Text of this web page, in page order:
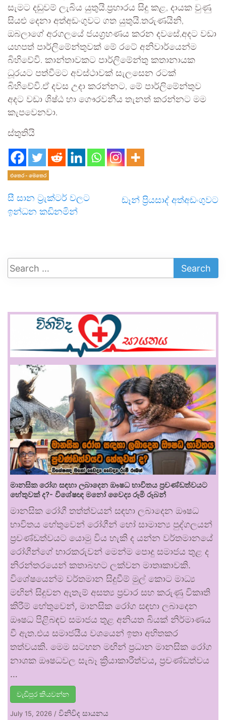
සැමට දඩුවම් ලැබිය යුතුයි.ප්‍රහාරය සිදු කළ, දායක වුණු
සියළු දෙනා අත්අඩංගුවට ගත යුතුයි.තරුණයිනි,
ඔබලාගේ අරගලයේ ජයග්‍රහණය කරන දවසේ,අදට වඩා
යහපත් පාර්ලිමේන්තුවක් මේ රටේ අනිවාර්යෙන්ම
බිහිවේවි. කාන්තාවකට පාර්ලිමේන්තු කතානායක
ධූරයට පත්වීමට අවස්ථාවක් සැලසෙන රටක්
බිහිවේවි.ඒ දවස උදා කරන්නට, මේ පාර්ලිමේන්තුව
අදට වඩා ශිෂ්ඨ හා ගෞරවනීය තැනත් කරන්නට මම
කැපවෙනවා.
ස්තුතියි
එතෙර - මෙතෙර
සී සාන ට්‍රැක්ටර් වලට
ඉන්ධන කඩිනමින්
ඩෑන් ප්‍රියසාද් අත්අඩංගුවට
මානසික රෝග සඳහා ලබාදෙන ඖෂධ භාවිතය ප්‍රචණ්ඩත්වයට
හේතුවක් ද?- විශේෂඥ මනෝ වෛද්‍ය රූමි රූබන්
මානසික රෝගී තත්ත්වයන් සඳහා ලබාදෙන ඖෂධ
භාවිතය හේතුවෙන් රෝගීන් හෝ සාමාන්‍ය පුද්ගලයන්
ප්‍රචණ්ඩත්වයට යොමු විය හැකි ද යන්න වර්තමානයේ
රෝගීන්ගේ භාරකරුවන් මෙන්ම පොදු සමාජය තුළ ද
නිරන්තරයෙන් කතාබහට ලක්වන මාතෘකාවකි.
විශේෂයෙන්ම වර්තමාන සිදුවීම් මුල් කොට මාධ්‍ය
මඟින් සිදුවන ඇතැම් අසත්‍ය ප්‍රචාර සහ කරුණු විකෘති
කිරීම් හේතුවෙන්, මානසික රෝග සඳහා ලබාදෙන
ඖෂධ පිළිබඳව සමාජය තුළ අනියත බියක් නිර්මාණය
වී ඇත.එය සමාජයීය වශයෙන් ඉතා අහිතකර
තත්වයකි. මෙම සටහන මඟින් ප්‍රධාන මානසික රෝග
නාශක ඖෂධවල සැබෑ ක්‍රියාකාරීත්වය, ප්‍රචණ්ඩත්වය
…
වැඩිපුර කියවන්න
July 15, 2026 / විනිවිද සායනය